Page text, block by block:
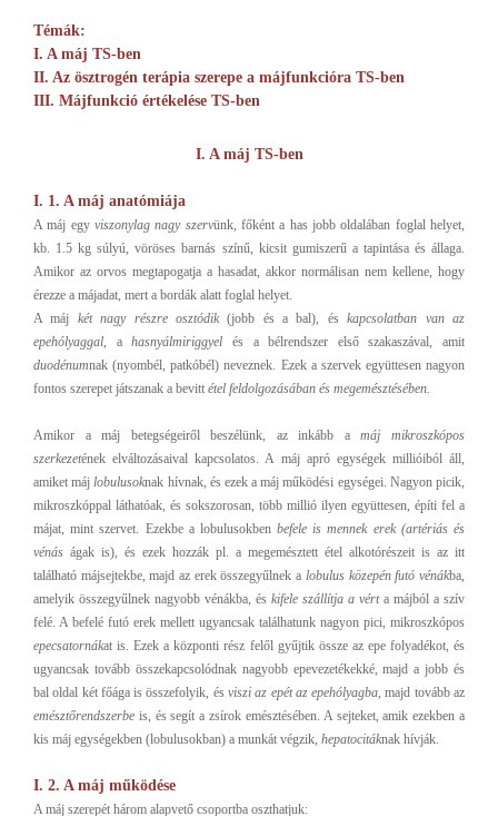
Témák:
I. A máj TS-ben
II. Az ösztrogén terápia szerepe a májfunkcióra TS-ben
III. Májfunkció értékelése TS-ben
I. A máj TS-ben
I. 1. A máj anatómiája
A máj egy viszonylag nagy szervünk, főként a has jobb oldalában foglal helyet,
kb. 1.5 kg súlyú, vöröses barnás színű, kicsit gumiszerű a tapintása és állaga.
Amikor az orvos megtapogatja a hasadat, akkor normálisan nem kellene, hogy
érezze a májadat, mert a bordák alatt foglal helyet.
A máj két nagy részre osztódik(jobb és a bal), éskapcsolatban van az
epehólyaggal, ahasnyálmiriggyel és a bélrendszer első szakaszával, amit
duodénumnak (nyombél, patkóbél) neveznek. Ezek a szervek együttesen nagyon
fontos szerepet játszanak a bevitt étel feldolgozásában és megemésztésében.
Amikor a máj betegségeiről beszélünk, az inkább amáj mikroszkópos
szerkezetének elváltozásaival kapcsolatos. A máj apró egységek millióiból áll,
amiket májlobulusoknak hívnak, és ezek a máj működési egységei. Nagyon picik,
mikroszkóppal láthatóak, és sokszorosan, több millió ilyen együttesen, építi fel a
májat, mint szervet. Ezekbe a lobulusokbenbefele is mennek erek (artériás és
vénás ágak is), és ezek hozzák pl. a megemésztett étel alkotórészeit is az itt
található májsejtekbe, majd az erek összegyűlnek a lobulus közepén futó vénákba,
amelyik összegyűlnek nagyobb vénákba, és kifele szállítja a vért a májból a szív
felé. A befelé futó erek mellett ugyancsak találhatunk nagyon pici, mikroszkópos
epecsatornákat is. Ezek a központi rész felől gyűjtik össze az epe folyadékot, és
ugyancsak tovább összekapcsolódnak nagyobb epevezetékekké, majd a jobb és
bal oldal két főága is összefolyik, és viszi az epét az epehólyagba, majd tovább az
emésztőrendszerbe is, és segít a zsírok emésztésében. A sejteket, amik ezekben a
kis máj egységekben (lobulusokban) a munkát végzik, hepatocitáknak hívják.
I. 2. A máj működése
A máj szerepét három alapvető csoportba oszthatjuk: